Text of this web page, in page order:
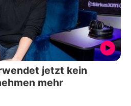
jetzt kein
mehr